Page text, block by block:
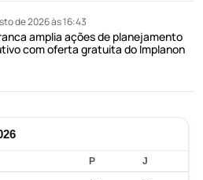
de 2026 às 16:43
amplia ações de planejamento
com oferta gratuita do Implanon